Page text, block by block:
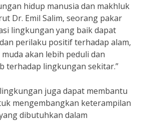
hidup manusia dan makhluk
Dr. Emil Salim, seorang pakar
lingkungan yang baik dapat
perilaku positif terhadap alam,
akan lebih peduli dan
terhadap lingkungan sekitar.”
juga dapat membantu
mengembangkan keterampilan
dibutuhkan dalam